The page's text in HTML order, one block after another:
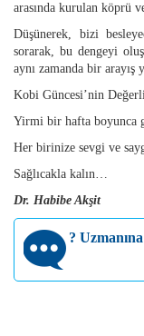
arasında kurulan köprü
Düşünerek, bizi
sorarak, bu dengeyi
aynı zamanda bir
Kobi Güncesi’nin
Yirmi bir hafta boyunca
Her birinize sevgi ve
Sağlıcakla kalın…
Dr. Habibe Akşit
? Uzmanına